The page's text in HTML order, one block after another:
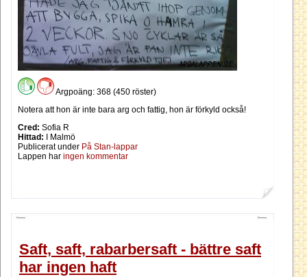
Argpoäng: 368 (450 röster)
Notera att hon är inte bara arg och fattig, hon är förkyld också!
Cred: Sofia R
Hittad: I Malmö
Publicerat under På Stan-lappar
Lappen har ingen kommentar
Saft, saft, rabarbersaft - bättre saft
har ingen haft